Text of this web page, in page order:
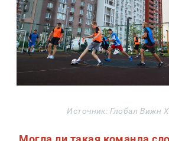
Источник: Глобал Вижн